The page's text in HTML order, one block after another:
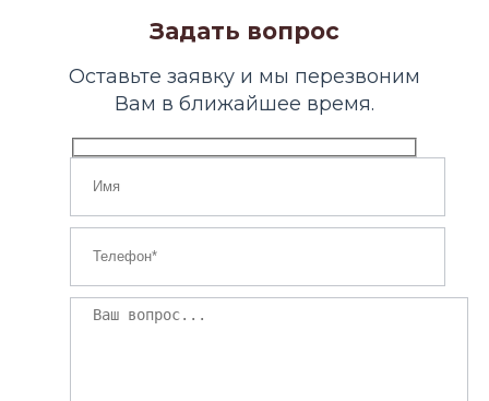
Задать вопрос
Оставьте заявку и мы перезвоним
Вам в ближайшее время.